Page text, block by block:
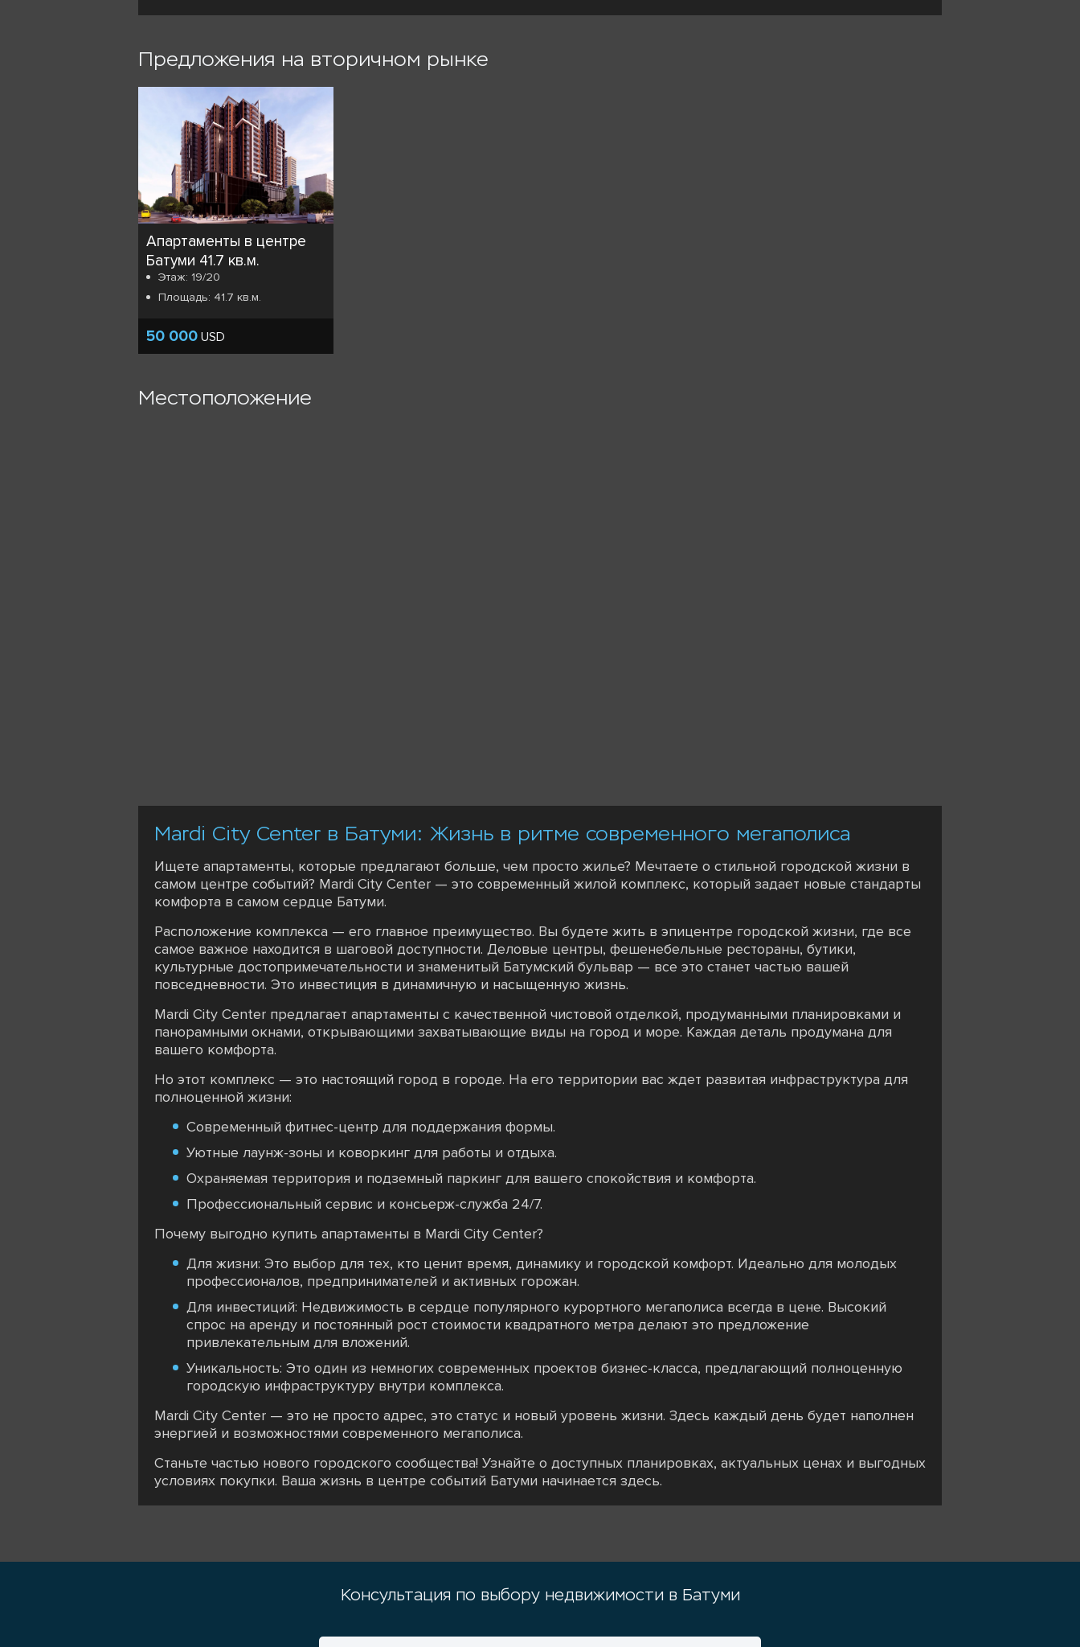
Предложения на вторичном рынке
Апартаменты в центре
Батуми 41.7 кв.м.
Этаж: 19/20
Площадь: 41.7 кв.м.
50 000 USD
Местоположение
Mardi City Center в Батуми: Жизнь в ритме современного мегаполиса
Ищете апартаменты, которые предлагают больше, чем просто жилье? Мечтаете о стильной городской жизни в
самом центре событий? Mardi City Center — это современный жилой комплекс, который задает новые стандарты
комфорта в самом сердце Батуми.
Расположение комплекса — его главное преимущество. Вы будете жить в эпицентре городской жизни, где все
самое важное находится в шаговой доступности. Деловые центры, фешенебельные рестораны, бутики,
культурные достопримечательности и знаменитый Батумский бульвар — все это станет частью вашей
повседневности. Это инвестиция в динамичную и насыщенную жизнь.
Mardi City Center предлагает апартаменты с качественной чистовой отделкой, продуманными планировками и
панорамными окнами, открывающими захватывающие виды на город и море. Каждая деталь продумана для
вашего комфорта.
Но этот комплекс — это настоящий город в городе. На его территории вас ждет развитая инфраструктура для
полноценной жизни:
Современный фитнес-центр для поддержания формы.
Уютные лаунж-зоны и коворкинг для работы и отдыха.
Охраняемая территория и подземный паркинг для вашего спокойствия и комфорта.
Профессиональный сервис и консьерж-служба 24/7.
Почему выгодно купить апартаменты в Mardi City Center?
Для жизни: Это выбор для тех, кто ценит время, динамику и городской комфорт. Идеально для молодых
профессионалов, предпринимателей и активных горожан.
Для инвестиций: Недвижимость в сердце популярного курортного мегаполиса всегда в цене. Высокий
спрос на аренду и постоянный рост стоимости квадратного метра делают это предложение
привлекательным для вложений.
Уникальность: Это один из немногих современных проектов бизнес-класса, предлагающий полноценную
городскую инфраструктуру внутри комплекса.
Mardi City Center — это не просто адрес, это статус и новый уровень жизни. Здесь каждый день будет наполнен
энергией и возможностями современного мегаполиса.
Станьте частью нового городского сообщества! Узнайте о доступных планировках, актуальных ценах и выгодных
условиях покупки. Ваша жизнь в центре событий Батуми начинается здесь.
Консультация по выбору недвижимости в Батуми